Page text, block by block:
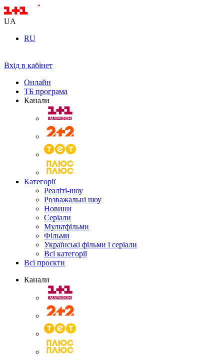
UA
RU
Вхід в кабінет
Онлайн
ТБ програма
Канали
Категорії
Реаліті-шоу
Розважальні шоу
Новини
Серіали
Мультфільми
Фільми
Українські фільми і серіали
Всі категорії
Всі проєкти
Канали